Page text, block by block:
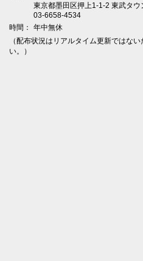
東京都墨田区押上1-1-2 東武タウ
03-6658-4534
時間：
年中無休
（配布状況はリアルタイム更新ではな
い。）